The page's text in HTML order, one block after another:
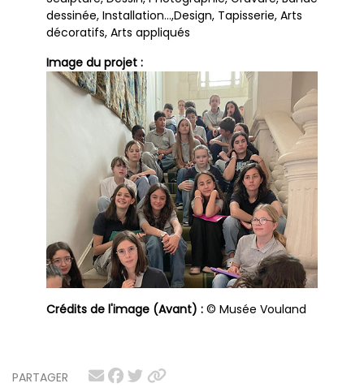
PARTAGER
dessinée, Installation…,Design, Tapisserie, Arts
décoratifs, Arts appliqués
Image du projet :
Crédits de l'image (Avant) : © Musée Vouland